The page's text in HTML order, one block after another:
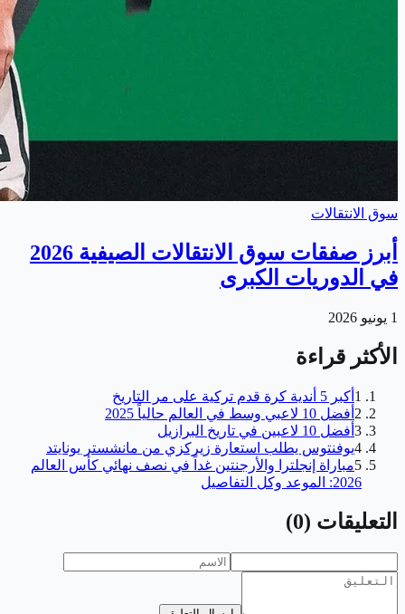
سوق الانتقالات
أبرز صفقات سوق الانتقالات الصيفية 2026
في الدوريات الكبرى
1 يونيو 2026
الأكثر قراءة
1 أكبر 5 أندية كرة قدم تركية على مر التاريخ
2 أفضل 10 لاعبي وسط في العالم حالياً 2025
3 أفضل 10 لاعبين في تاريخ البرازيل
4يوفنتوس يطلب استعارة زيركزي من مانشستر يونايتد
5مباراة إنجلترا والأرجنتين غداً في نصف نهائي كأس العالم
2026: الموعد وكل التفاصيل
التعليقات (
0
)